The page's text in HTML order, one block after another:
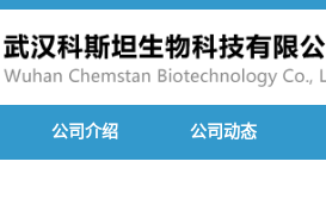
公司介绍 公司动态